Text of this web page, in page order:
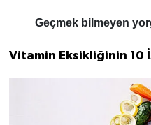
Geçmek bilmeyen
Vitamin Eksikliğinin 10